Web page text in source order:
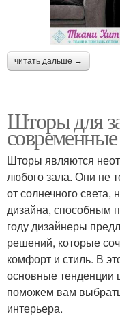
читать дальше →
Шторы для
Шторы являются
любого зала. Они не
от солнечного
дизайна, способным
году дизайнеры
решений, которые
комфорт и стиль. В
основные тенденции
поможем вам
интерьера.